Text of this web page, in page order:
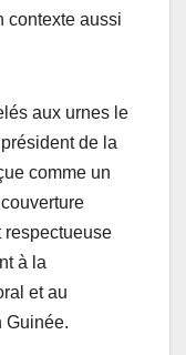
contexte aussi
aux urnes le
de la
comme un
respectueuse
à la
et au
Guinée.